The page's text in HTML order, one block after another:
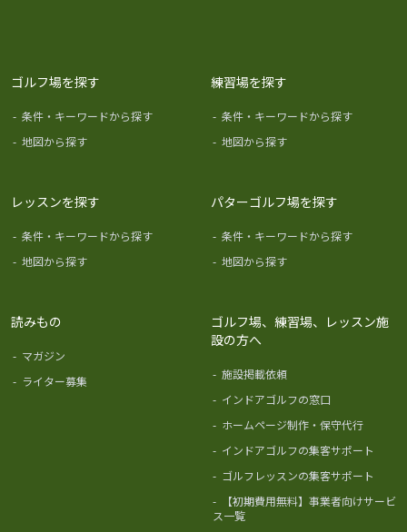
ゴルフ場を探す
- 条件・キーワードから探す
- 地図から探す
練習場を探す
- 条件・キーワードから探す
- 地図から探す
レッスンを探す
- 条件・キーワードから探す
- 地図から探す
パターゴルフ場を探す
- 条件・キーワードから探す
- 地図から探す
読みもの
- マガジン
- ライター募集
ゴルフ場、練習場、レッスン施
設の方へ
- 施設掲載依頼
- インドアゴルフの窓口
- ホームページ制作・保守代行
- インドアゴルフの集客サポート
- ゴルフレッスンの集客サポート
-
【初期費用無料】事業者向けサービ
ス一覧